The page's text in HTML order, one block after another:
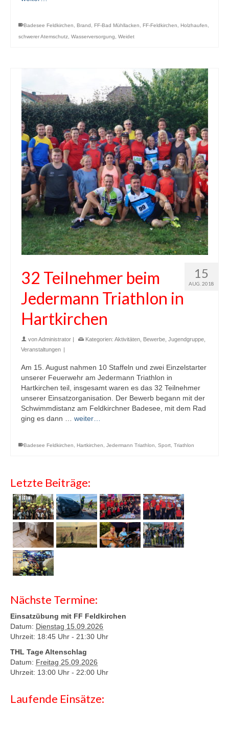
Badesee Feldkirchen Brand FF-Bad Mühllacken FF-Feldkirchen Holzhaufen
schwerer Atemschutz Wasserversorgung Weidet
15
AUG. 2018
32 Teilnehmer beim
Jedermann Triathlon in
Hartkirchen
vonAdministrator | Kategorien: Aktivitäten Bewerbe Jugendgruppe
Veranstaltungen |
Am 15. August nahmen 10 Staffeln und zwei Einzelstarter
unserer Feuerwehr am Jedermann Triathlon in
Hartkirchen teil, insgesamt waren es das 32 Teilnehmer
unserer Einsatzorganisation. Der Bewerb begann mit der
Schwimmdistanz am Feldkirchner Badesee, mit dem Rad
ging es dann … weiter…
Badesee Feldkirchen Hartkirchen Jedermann Triathlon Sport Triathlon
Letzte Beiträge:
Nächste Termine:
Einsatzübung mit FF Feldkirchen
Datum: Dienstag 15.09.2026
Uhrzeit: 18:45 Uhr - 21:30 Uhr
THL Tage Altenschlag
Datum: Freitag 25.09.2026
Uhrzeit: 13:00 Uhr - 22:00 Uhr
Laufende Einsätze: